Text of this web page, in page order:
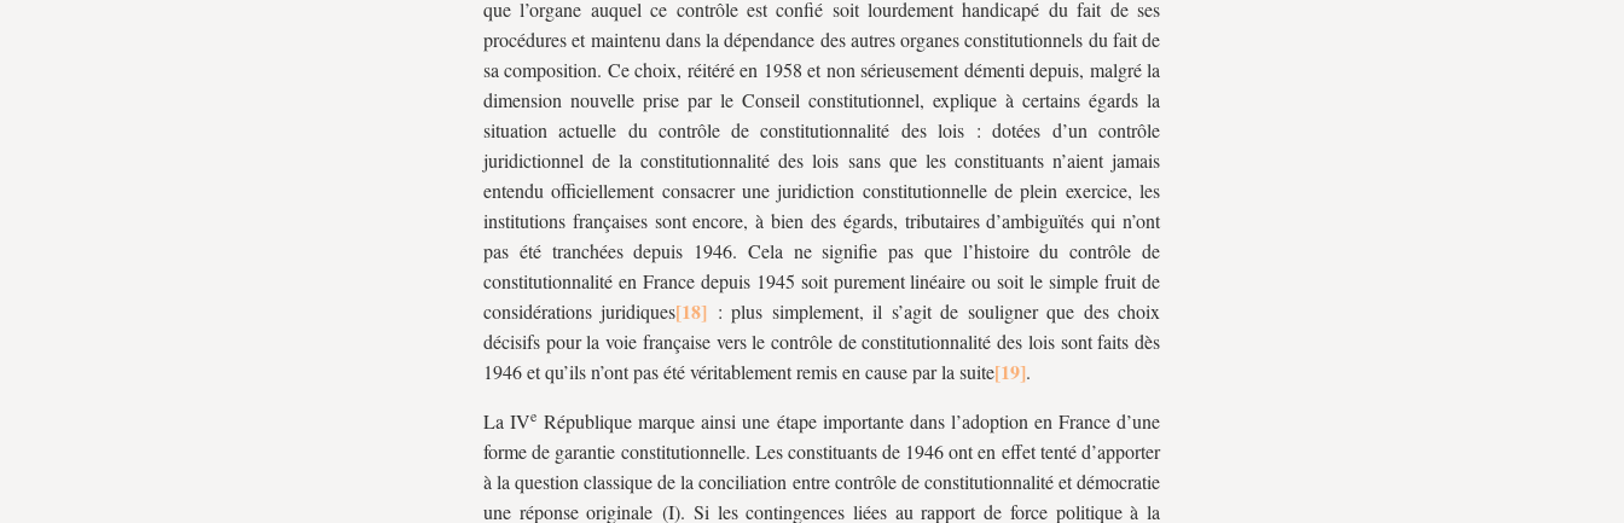
que l’organe auquel ce contrôle est confié soit lourdement handicapé du fait de ses
procédures et maintenu dans la dépendance des autres organes constitutionnels du fait de
sa composition. Ce choix, réitéré en 1958 et non sérieusement démenti depuis, malgré la
dimension nouvelle prise par le Conseil constitutionnel, explique à certains égards la
situation actuelle du contrôle de constitutionnalité des lois : dotées d’un contrôle
juridictionnel de la constitutionnalité des lois sans que les constituants n’aient jamais
entendu officiellement consacrer une juridiction constitutionnelle de plein exercice, les
institutions françaises sont encore, à bien des égards, tributaires d’ambiguïtés qui n’ont
pas été tranchées depuis 1946. Cela ne signifie pas que l’histoire du contrôle de
constitutionnalité en France depuis 1945 soit purement linéaire ou soit le simple fruit de
considérations juridiques
: plus simplement, il s’agit de souligner que des choix
décisifs pour la voie française vers le contrôle de constitutionnalité des lois sont faits dès
1946 et qu’ils n’ont pas été véritablement remis en cause par la suite
.
La IVe République marque ainsi une étape importante dans l’adoption en France d’une
forme de garantie constitutionnelle. Les constituants de 1946 ont en effet tenté d’apporter
à la question classique de la conciliation entre contrôle de constitutionnalité et démocratie
une réponse originale (I). Si les contingences liées au rapport de force politique à la